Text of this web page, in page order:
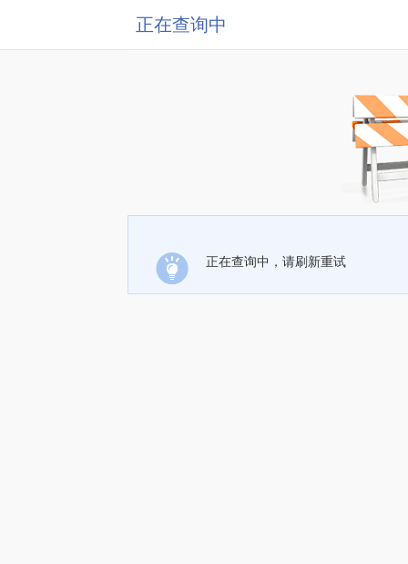
正在查询中
正在查询中，请刷新重试